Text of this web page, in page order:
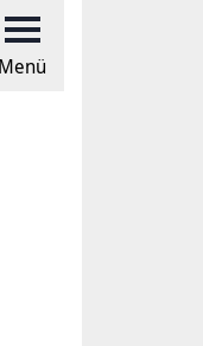
Menü